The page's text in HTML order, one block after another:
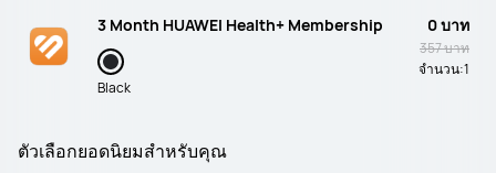
3 Month HUAWEI Health+ Membership
Black
0 บาท
357 บาท
จำนวน:1
ตัวเลือกยอดนิยมสำหรับคุณ